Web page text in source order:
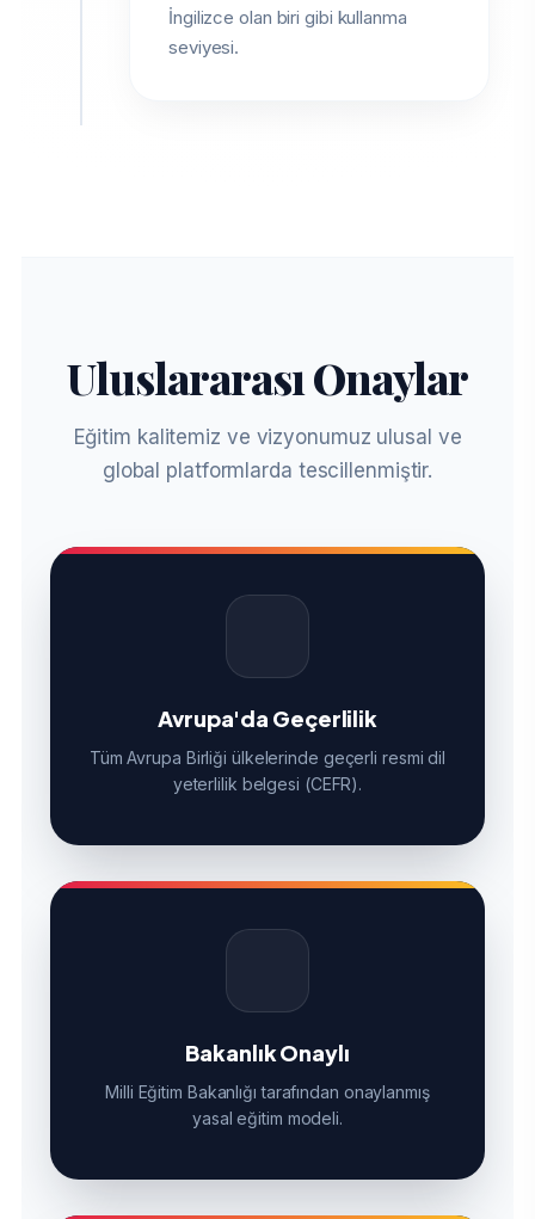
İngilizce olan biri gibi kullanma
seviyesi.
Uluslararası Onaylar
Eğitim kalitemiz ve vizyonumuz ulusal ve
global platformlarda tescillenmiştir.
Avrupa'da Geçerlilik
Tüm Avrupa Birliği ülkelerinde geçerli resmi dil
yeterlilik belgesi (CEFR).
Bakanlık Onaylı
Milli Eğitim Bakanlığı tarafından onaylanmış
yasal eğitim modeli.